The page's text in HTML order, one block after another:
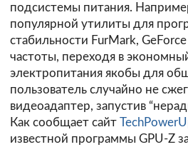
подсистемы питания.
популярной утилиты для
стабильности FurMark,
частоты, переходя в
электропитания якобы для
пользователь случайно не
видеоадаптер, запустив
Как сообщает сайт
известной программы GPU-Z